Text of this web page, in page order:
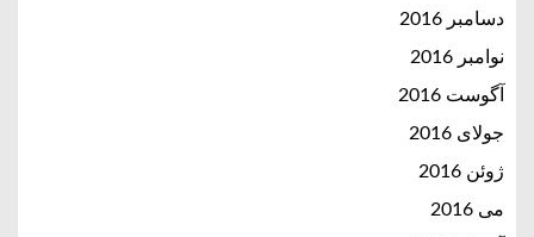
دسامبر 2016
نوامبر 2016
آگوست 2016
جولای 2016
ژوئن 2016
می 2016